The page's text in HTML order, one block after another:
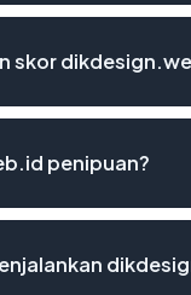
skor
penipuan?